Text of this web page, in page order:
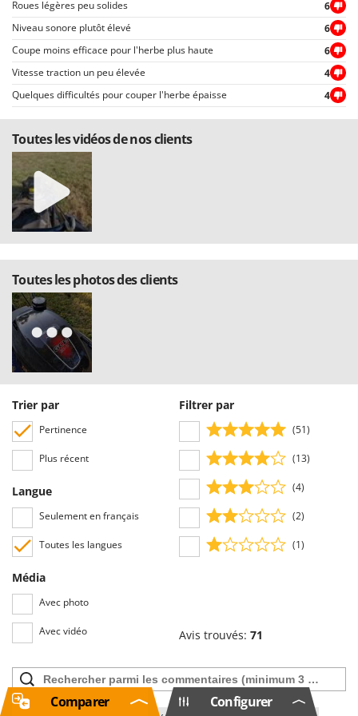
Roues légères peu solides
6
Niveau sonore plutôt élevé
6
Coupe moins efficace pour l'herbe plus haute
6
Vitesse traction un peu élevée
4
Quelques difficultés pour couper l'herbe épaisse
4
Toutes les vidéos de nos clients
Toutes les photos des clients
Trier par
Pertinence
Plus récent
Langue
Seulement en français
Toutes les langues
Média
Avec photo
Avec vidéo
Filtrer par
(51)
(13)
(4)
(2)
(1)
Avis trouvés: 71
Configurer
Comparer